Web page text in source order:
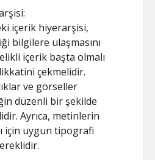
içerik hiyerarşisi,
bilgilere ulaşmasını
içerik başta olmalı
çekmelidir.
ve görseller
düzenli bir şekilde
Ayrıca, metinlerin
için uygun tipografi